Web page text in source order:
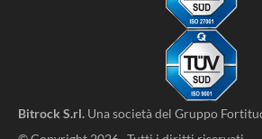
Bitrock S.rl. Una società del Gruppo